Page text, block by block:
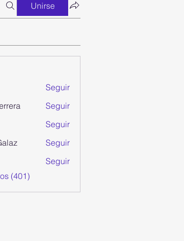
Unirse
Seguir
Seguir
Seguir
Seguir
Seguir
(401)